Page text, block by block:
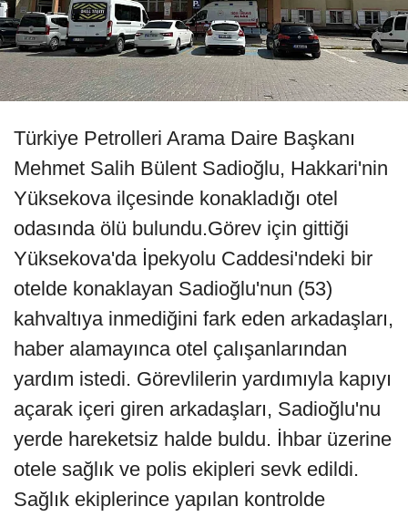
Türkiye Petrolleri Arama Daire Başkanı
Mehmet Salih Bülent Sadioğlu, Hakkari'nin
Yüksekova ilçesinde konakladığı otel
odasında ölü bulundu.Görev için gittiği
Yüksekova'da İpekyolu Caddesi'ndeki bir
otelde konaklayan Sadioğlu'nun (53)
kahvaltıya inmediğini fark eden arkadaşları,
haber alamayınca otel çalışanlarından
yardım istedi. Görevlilerin yardımıyla kapıyı
açarak içeri giren arkadaşları, Sadioğlu'nu
yerde hareketsiz halde buldu. İhbar üzerine
otele sağlık ve polis ekipleri sevk edildi.
Sağlık ekiplerince yapılan kontrolde